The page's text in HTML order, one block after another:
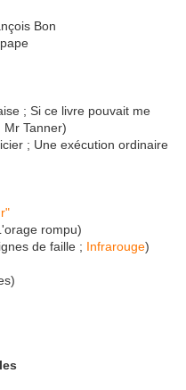
Bon
; Si ce livre pouvait me
Mr Tanner)
; Une exécution ordinaire
rompu)
de faille ; Infrarouge)